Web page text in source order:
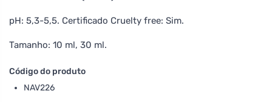
pH: 5,3-5,5. Certificado Cruelty free: Sim.
Tamanho: 10 ml, 30 ml.
Código do produto
NAV226